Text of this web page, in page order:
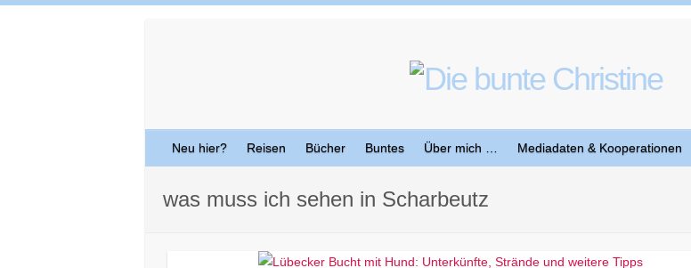
Neu hier? Reisen Bücher Buntes Über mich … Mediadaten & Kooperationen
was muss ich sehen in Scharbeutz